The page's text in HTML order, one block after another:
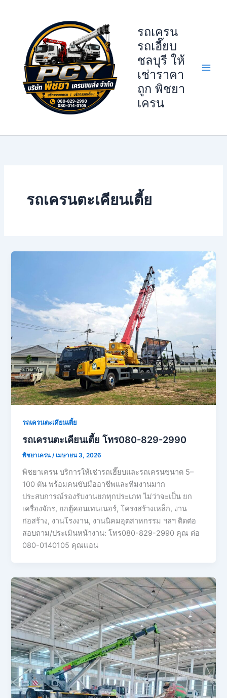
รถเครน
รถเฮี๊ยบ
ชลบุรี ให้
เช่าราคา
ถูก พิชยา
เครน
รถเครนตะเคียนเตี้ย
รถเครนตะเคียนเตี้ย
รถเครนตะเคียนเตี้ย โทร080-829-2990
พิชยาเครน/ เมษายน 3, 2026
พิชยาเครน บริการให้เช่ารถเฮี๊ยบและรถเครนขนาด 5–
100 ตัน พร้อมคนขับมืออาชีพและทีมงานมาก
ประสบการณ์รองรับงานยกทุกประเภท ไม่ว่าจะเป็น ยก
เครื่องจักร, ยกตู้คอนเทนเนอร์, โครงสร้างเหล็ก, งาน
ก่อสร้าง, งานโรงงาน, งานนิคมอุตสาหกรรม ฯลฯ ติดต่อ
สอบถาม/ประเมินหน้างาน: โทร080-829-2990 คุณ ต่อ
080-0140105 คุณเเอน